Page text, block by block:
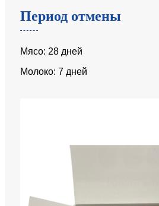
Период отмены
Мясо: 28 дней
Молоко: 7 дней